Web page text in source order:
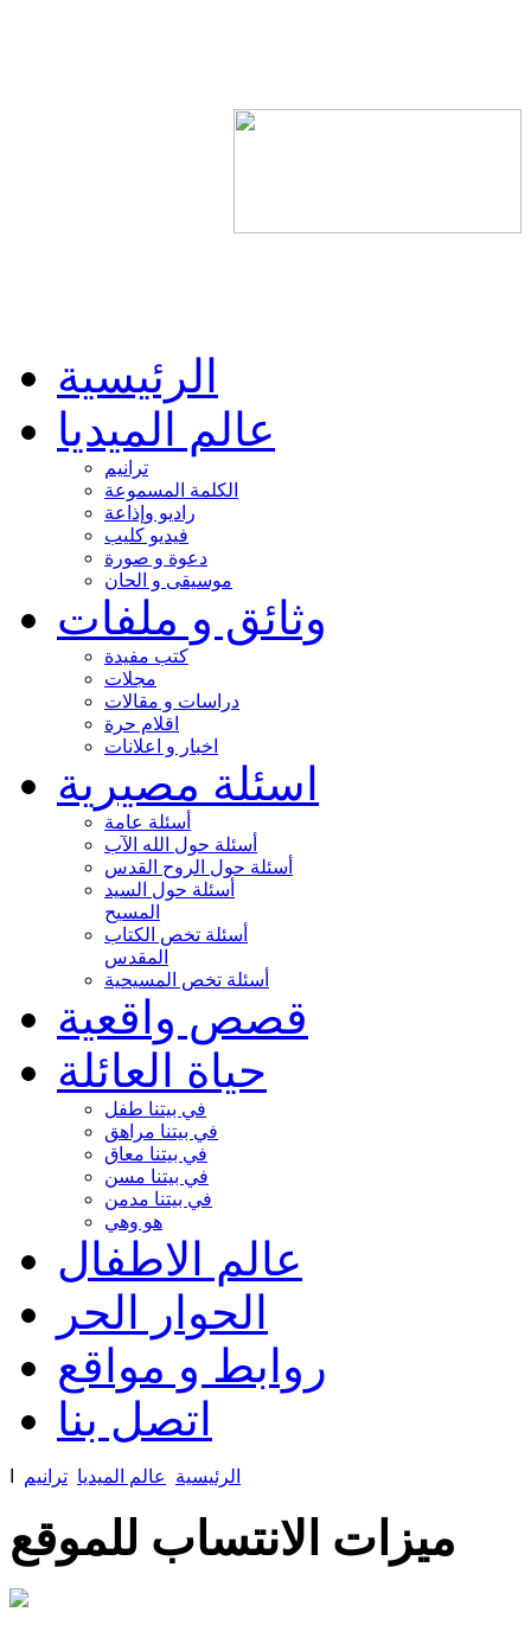
الرئيسية
عالم الميديا
ترانيم
الكلمة المسموعة
راديو وإذاعة
فيديو كليب
دعوة و صورة
موسيقى و الحان
وثائق و ملفات
كتب مفيدة
مجلات
دراسات و مقالات
اقلام حرة
اخبار و اعلانات
اسئلة مصيرية
أسئلة عامة
أسئلة حول الله الآب
أسئلة حول الروح القدس
أسئلة حول السيد
المسيح
أسئلة تخص الكتاب
المقدس
أسئلة تخص المسيحية
قصص واقعية
حياة العائلة
في بيتنا طفل
في بيتنا مراهق
في بيتنا معاق
في بيتنا مسن
في بيتنا مدمن
هو وهي
عالم الاطفال
الحوار الحر
روابط و مواقع
اتصل بنا
الرئيسية عالم الميديا ترانيم
ميزات الانتساب للموقع